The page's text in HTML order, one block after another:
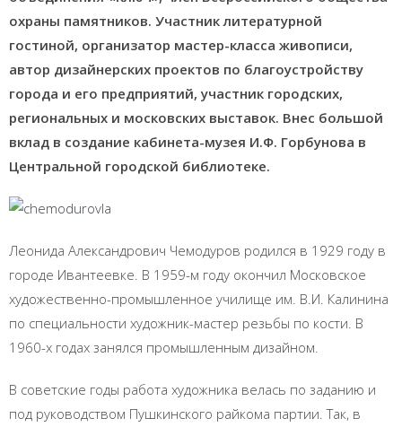
охраны памятников. Участник литературной
гостиной, организатор мастер-класса живописи,
автор дизайнерских проектов по благоустройству
города и его предприятий, участник городских,
региональных и московских выставок. Внес большой
вклад в создание кабинета-музея И.Ф. Горбунова в
Центральной городской библиотеке.
Леонида Александрович Чемодуров родился в 1929 году в
городе Ивантеевке. В 1959-м году окончил Московское
художественно-промышленное училище им. В.И. Калинина
по специальности художник-мастер резьбы по кости. В
1960-х годах занялся промышленным дизайном.
В советские годы работа художника велась по заданию и
под руководством Пушкинского райкома партии. Так, в